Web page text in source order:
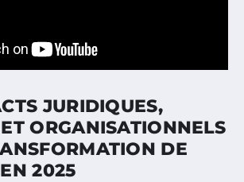
JURIDIQUES,
ORGANISATIONNELS
DE
2025